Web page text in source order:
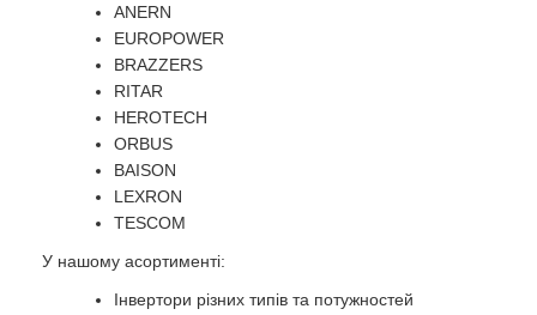
ANERN
EUROPOWER
BRAZZERS
RITAR
HEROTECH
ORBUS
BAISON
LEXRON
TESCOM
У нашому асортименті:
Інвертори різних типів та потужностей